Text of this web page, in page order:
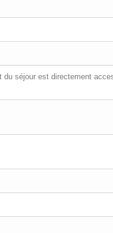
du séjour est directement